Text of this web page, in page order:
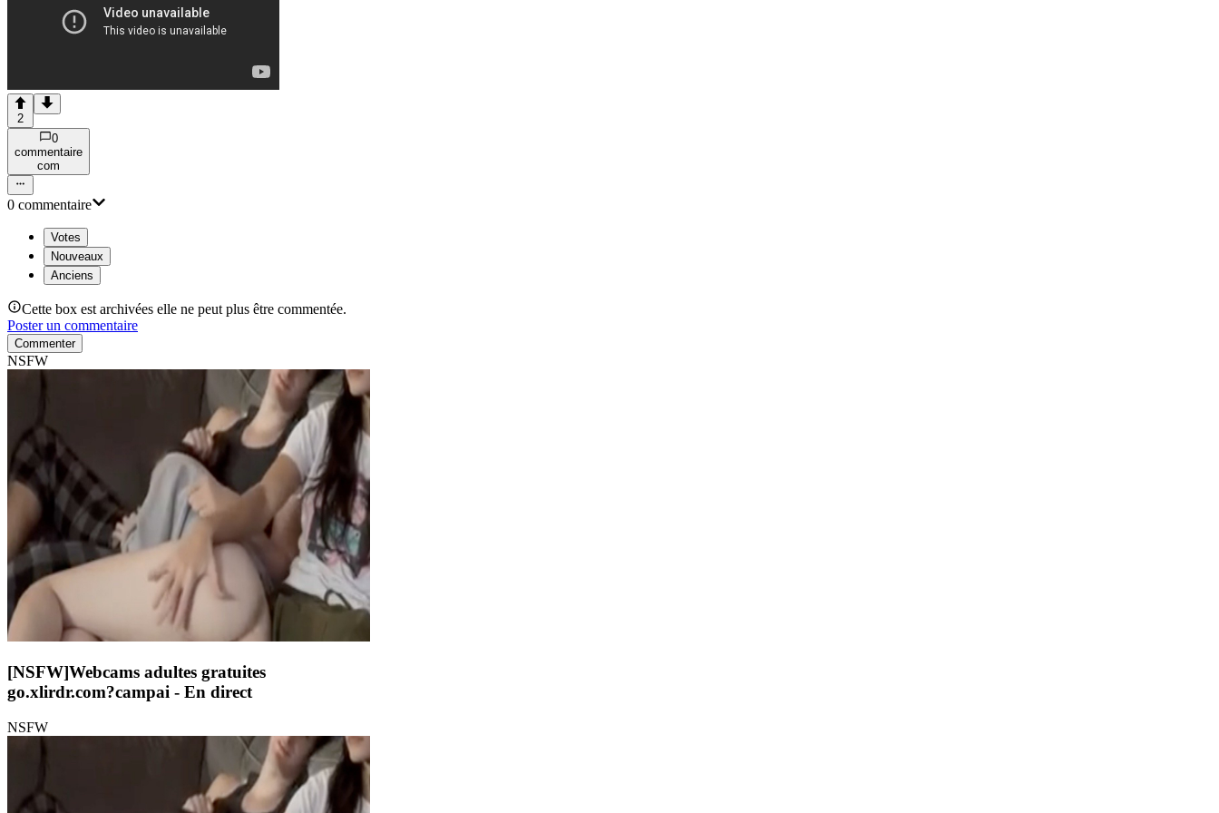
2
0
commentaire
com
0 commentaire
Votes
Nouveaux
Anciens
Cette box est archivées elle ne peut plus être commentée.
Poster un commentaire
Commenter
NSFW
[NSFW]Webcams adultes gratuites
go.xlirdr.com?campai - En direct
NSFW